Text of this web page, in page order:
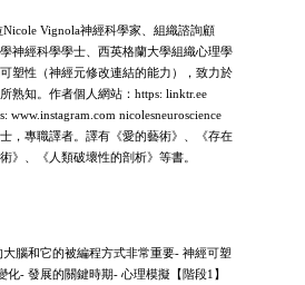
Vignola神經科學家、組織諮詢顧
神經科學學士、西英格蘭大學組織心理學
塑性（神經元修改連結的能力），致力於
熟知。作者個人網站：https: linktr.ee
www.instagram.com nicolesneuroscience
，專職譯者。譯有《愛的藝術》、《存在
》、《人類破壞性的剖析》等書。
腦和它的被編程方式非常重要- 神經可塑
化- 發展的關鍵時期- 心理模擬【階段1】